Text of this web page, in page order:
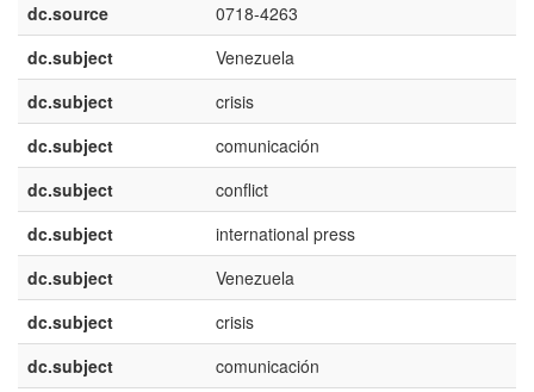
dc.source
0718-4263
dc.subject
Venezuela
dc.subject
crisis
dc.subject
comunicación
dc.subject
conflict
dc.subject
international press
dc.subject
Venezuela
dc.subject
crisis
dc.subject
comunicación